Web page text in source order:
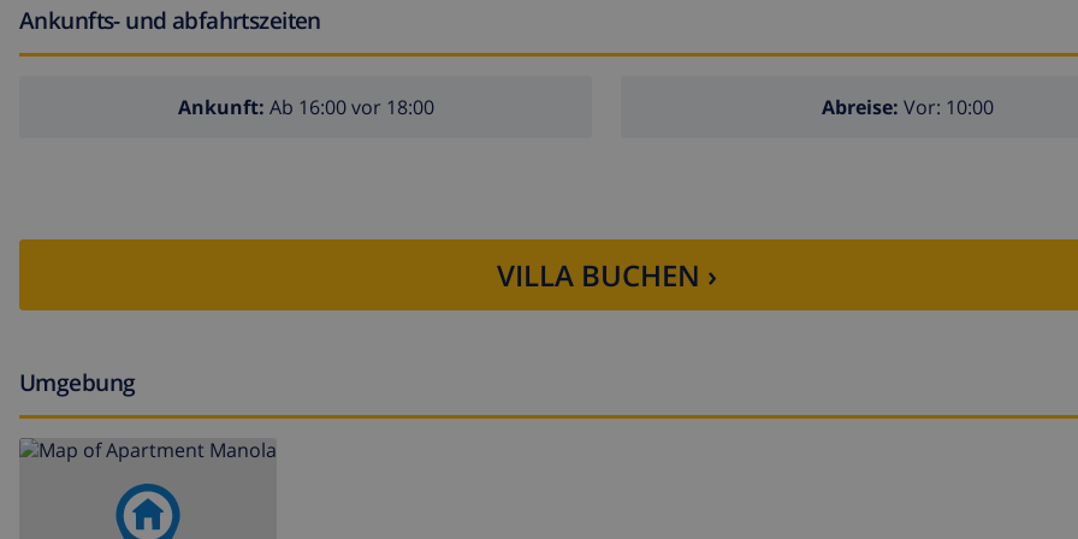
Bar und Promenade (El Arenal) (innerhalb von 1000 Metern der Wohnung)
Sportaktivitäten
Golf (innerhalb von 5 Kilometern der Wohnung)
Pferdesport (innerhalb von 10 Kilometern der Wohnung)
Ankunfts- und abfahrtszeiten
Ankunft: Ab 16:00 vor 18:00 Abreise: Vor: 10:00
VILLA BUCHEN ›
Umgebung